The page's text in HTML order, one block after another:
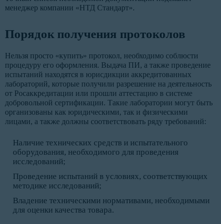
менеджер компании «НТД Стандарт».
Порядок получения протоколов
Нельзя просто «купить» протокол, необходимо соблюсти
процедуру его оформления. Выдача ПИ, а также проведение
испытаний находятся в юрисдикции аккредитованных
лабораторий, которые получили разрешение на деятельность
от Росаккредитации или прошли аттестацию в системе
добровольной сертификации. Такие лаборатории могут быть
организованы как юридическими, так и физическими
лицами, а также должны соответствовать ряду требований:
Наличие технических средств и испытательного
оборудования, необходимого для проведения
исследований;
Проведение испытаний в условиях, соответствующих
методике исследований;
Владение техническими нормативами, необходимыми
для оценки качества товара.